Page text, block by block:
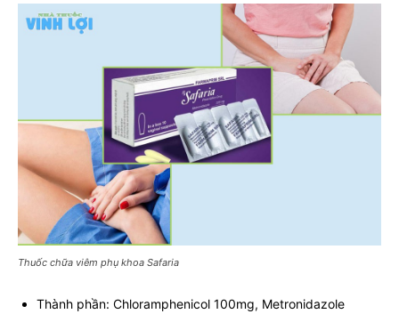
Thuốc chữa viêm phụ khoa Safaria
Thành phần: Chloramphenicol 100mg, Metronidazole